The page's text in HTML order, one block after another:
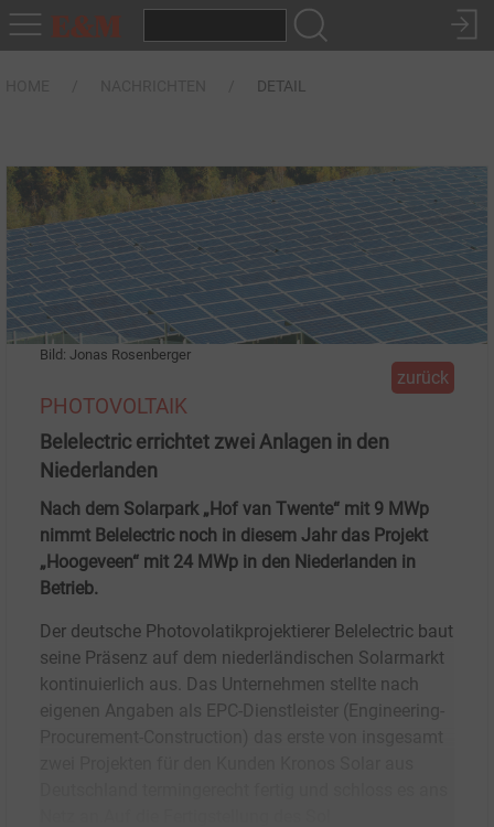
DETAIL
Bild: Jonas Rosenberger
zurück
PHOTOVOLTAIK
Belelectric errichtet zwei Anlagen in den
Niederlanden
Nach dem Solarpark „Hof van Twente“ mit 9 MWp
nimmt Belelectric noch in diesem Jahr das Projekt
„Hoogeveen“ mit 24 MWp in den Niederlanden in
Betrieb.
Der deutsche Photovolatikprojektierer Belelectric baut
seine Präsenz auf dem niederländischen Solarmarkt
kontinuierlich aus. Das Unternehmen stellte nach
eigenen Angaben als EPC-Dienstleister (Engineering-